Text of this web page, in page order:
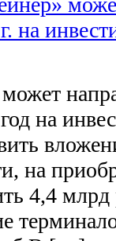
на
на
на
4,4 млрд